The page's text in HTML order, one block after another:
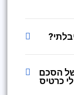
של הסכם
כרטיס